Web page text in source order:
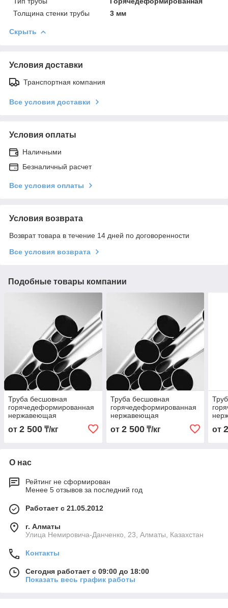
Толщина стенки трубы
3 мм
Скрыть
Условия доставки
Транспортная компания
Все условия доставки
Условия оплаты
Наличными
Безналичный расчет
Все условия оплаты
Условия возврата
Возврат товара в течение 14 дней по договоренности
Все условия возврата
Подобные товары компании
Труба бесшовная
горячедеформированная
нержавеющая
48х4,0х6000 Марка
08Х17Н13М2
от 2 500 ₸/кг
Труба бесшовная
горячедеформированная
нержавеющая
45х3,0х6000 Марка
08Х17Н13М2
от 2 500₸/кг от
О нас
Рейтинг не сформирован
Менее 5 отзывов за последний год
Работает с 21.05.2012
г. Алматы
Улица Немировича-Данченко, 23, Алматы, Казахстан
Контакты
Сегодня работает с 09:00 до 18:00
Показать весь график работы